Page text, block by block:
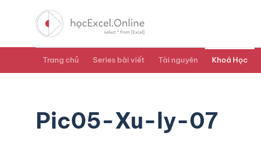
Trang chủ Series bài viết Tài nguyên Khoá Học
Pic05-Xu-ly-07